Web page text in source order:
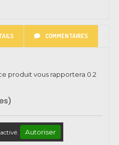
COMMENTAIRES
produit vous rapportera 0.2
Autoriser